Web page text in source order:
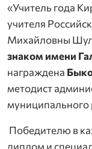
«Учитель года
учителя
Михайловны
знаком имени
награждена
методист
муниципального
Победителю в
диплом и